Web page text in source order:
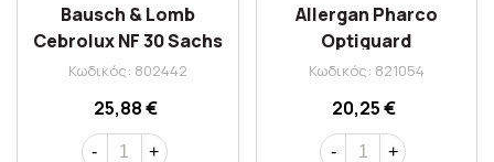
Bausch & Lomb
Cebrolux NF 30 Sachs
Κωδικός: 802442
25,88 €
- +
Allergan Pharco
Optiguard
Συμπλήρωμα
Προστασία Της
Όρασης 30 Caps
Κωδικός: 821054
20,25 €
- +